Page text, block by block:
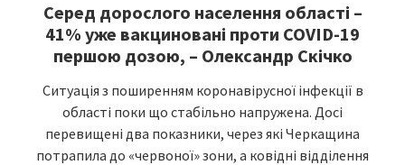
Серед дорослого населення області –
41% уже вакциновані проти COVID-19
першою дозою, – Олександр Скічко
Ситуація з поширенням коронавірусної інфекції в
області поки що стабільно напружена. Досі
перевищені два показники, через які Черкащина
потрапила до «червоної» зони, а ковідні відділення